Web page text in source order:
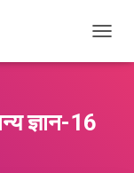
O
ज्ञान-16